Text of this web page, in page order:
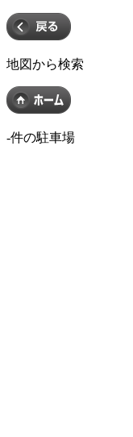
地図から検索
-件の駐車場